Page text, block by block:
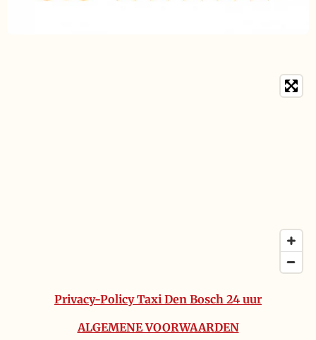
Privacy-Policy Taxi Den Bosch 24 uur
ALGEMENE VOORWAARDEN